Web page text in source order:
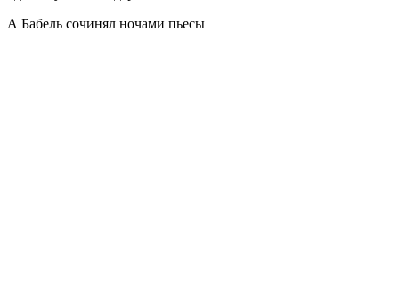
А Бабель сочинял ночами пьесы